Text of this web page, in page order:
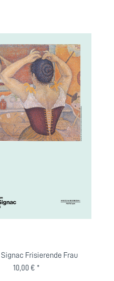
Signac Frisierende Frau
10,00 € *